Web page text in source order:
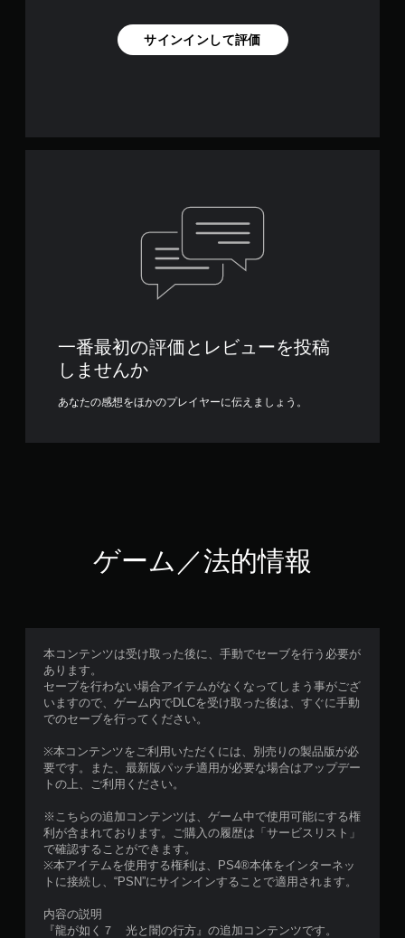
サインインして評価
一番最初の評価とレビューを投稿
しませんか
あなたの感想をほかのプレイヤーに伝えましょう。
ゲーム／法的情報
本コンテンツは受け取った後に、手動でセーブを行う必要が
あります。
セーブを行わない場合アイテムがなくなってしまう事がござ
いますので、ゲーム内でDLCを受け取った後は、すぐに手動
でのセーブを行ってください。
※本コンテンツをご利用いただくには、別売りの製品版が必
要です。また、最新版パッチ適用が必要な場合はアップデー
トの上、ご利用ください。
※こちらの追加コンテンツは、ゲーム中で使用可能にする権
利が含まれております。ご購入の履歴は「サービスリスト」
で確認することができます。
※本アイテムを使用する権利は、PS4®本体をインターネッ
トに接続し、“PSN”にサインインすることで適用されます。
内容の説明
『龍が如く７ 光と闇の行方』の追加コンテンツです。